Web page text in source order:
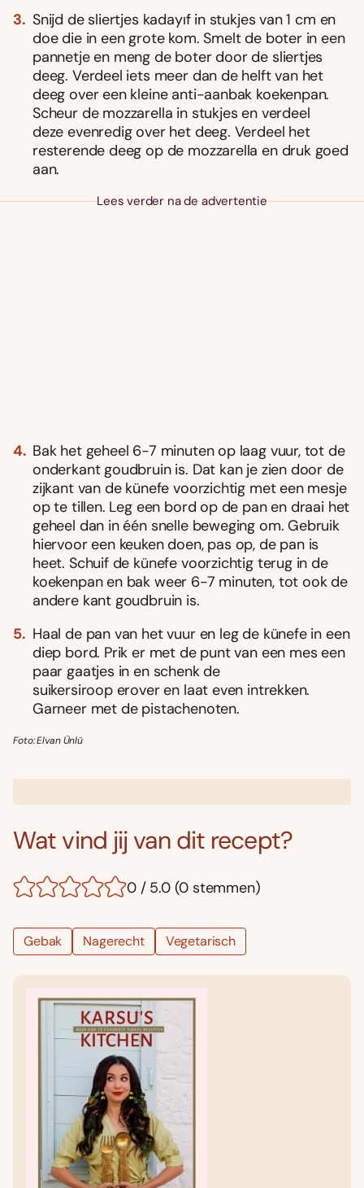
Snijd de sliertjes kadayıf in stukjes van 1 cm en
doe die in een grote kom. Smelt de boter in een
pannetje en meng de boter door de sliertjes
deeg. Verdeel iets meer dan de helft van het
deeg over een kleine anti-aanbak koekenpan.
Scheur de mozzarella in stukjes en verdeel
deze evenredig over het deeg. Verdeel het
resterende deeg op de mozzarella en druk goed
aan.
Lees verder na de advertentie
Bak het geheel 6-7 minuten op laag vuur, tot de
onderkant goudbruin is. Dat kan je zien door de
zijkant van de künefe voorzichtig met een mesje
op te tillen. Leg een bord op de pan en draai het
geheel dan in één snelle beweging om. Gebruik
hiervoor een keuken doen, pas op, de pan is
heet. Schuif de künefe voorzichtig terug in de
koekenpan en bak weer 6-7 minuten, tot ook de
andere kant goudbruin is.
Haal de pan van het vuur en leg de künefe in een
diep bord. Prik er met de punt van een mes een
paar gaatjes in en schenk de
suikersiroop erover en laat even intrekken.
Garneer met de pistachenoten.
Foto: Elvan Ünlü
Wat vind jij van dit recept?
0 / 5.0 (0 stemmen)
Gebak Nagerecht Vegetarisch